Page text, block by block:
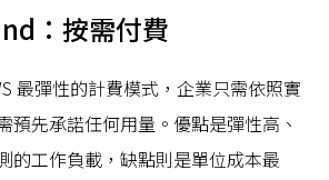
：按需付費
最彈性的計費模式，企業只需依照實
預先承諾任何用量。優點是彈性高、
的工作負載，缺點則是單位成本最